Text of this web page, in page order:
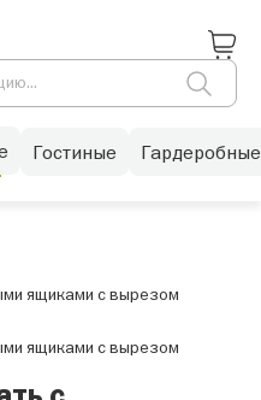
Гостиные Гардеробные
ящиками с вырезом
ящиками с вырезом